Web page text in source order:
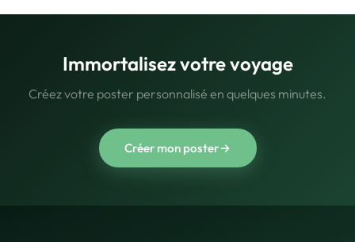
Immortalisez votre voyage
Créez votre poster personnalisé en quelques minutes.
Créer mon poster